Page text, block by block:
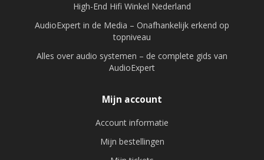
High-End Hifi Winkel Nederland
AudioExpert in de Media – Onafhankelijk erkend op
topniveau
Alles over audio systemen – de complete gids van
AudioExpert
Mijn account
Account informatie
Mijn bestellingen